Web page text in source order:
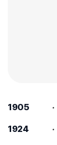
1905
1924